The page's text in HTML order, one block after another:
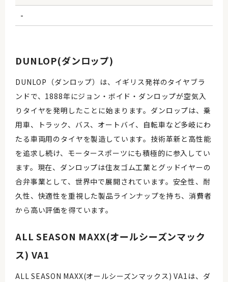
-
DUNLOP(ダンロップ)
DUNLOP（ダンロップ）は、イギリス発祥のタイヤブラ
ンドで、1888年にジョン・ボイド・ダンロップが空気入
りタイヤを発明したことに始まります。ダンロップは、乗
用車、トラック、バス、オートバイ、自転車など多岐にわ
たる車両用のタイヤを製造しています。技術革新と高性能
を追求し続け、モータースポーツにも積極的に参入してい
ます。現在、ダンロップは住友ゴム工業とグッドイヤーの
合弁事業として、世界中で展開されています。安全性、耐
久性、快適性を重視した製品ラインナップを持ち、消費者
から高い評価を得ています。
ALL SEASON MAXX(オールシーズンマック
ス) VA1
ALL SEASON MAXX(オールシーズンマックス) VA1は、ダ